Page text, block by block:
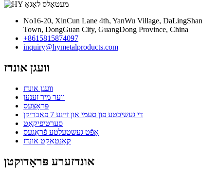
No16-20, XinCun Lane 4th, YanWu Village, DaLingShan
Town, DongGuan City, GuangDong Province, China
+8615815874097
inquiry@hymetalproducts.com
וועגן אונדז
וועגן אונדז
ווער מיר זענען
פּראָצעס
די געשיכטע פון ​​סעמי און זיינע 7 פאבריקן
סערטיפיקאַט
אָפֿט געשטעלטע פֿראַגעס
קאָנטאַקט אונדז
אונדזערע פּראָדוקטן